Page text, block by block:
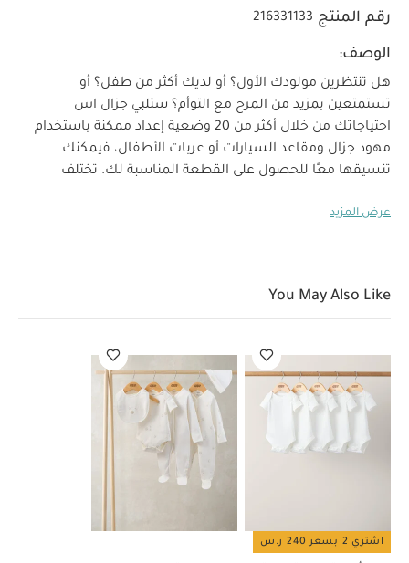
رقم المنتج 216331133
الوصف:
هل تنتظرين مولودك الأول؟ أو لديك أكثر من طفل؟ أو
تستمتعين بمزيد من المرح مع التوأم؟ ستلبي جزال اس
احتياجاتك من خلال أكثر من 20 وضعية إعداد ممكنة باستخدام
مهود جزال ومقاعد السيارات أو عربات الأطفال، فيمكنك
تنسيقها معًا للحصول على القطعة المناسبة لك. تختلف
للطي بحجم صغير لتتمكني من وضعها في صندوق السيارة
التسوق القابل للفصل من عربة الأطفال جزال اس. سيساعدك
خلال ثوانٍ. تتميز بوضعيات تركيب غير محدودة لتناسب احتياجات
كل عائلة. عربة أطفال جزال اس الحل الأمثل للعائلة.
المنتج:
أكثر من 20 وضعية إعداد:
تناسب احتياجات العائلة
وتتميز بنظام مقعد متكامل لتركيب خيارات متنوعة من المقاعد
والمهود ومقاعد السيارات
تصميم مدمج قابل للطي:
بتصميم قابل للطي بحجم صغير لسهولة التخزين في أي مكان
في المنزل أو صندوق الأمتعة في السيارة
يمكن تعديل ارتفاع المقبض بسهولة باستخدام يد واحدة لضبط
عرض المزيد
You May Also Like
اشتري 2 بسعر 240 ر.س